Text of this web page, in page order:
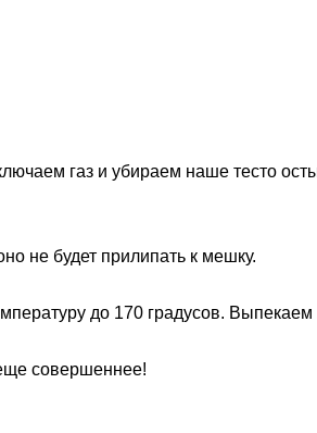
газ и убираем наше тесто
не будет прилипать к мешку.
до 170 градусов.
совершеннее!